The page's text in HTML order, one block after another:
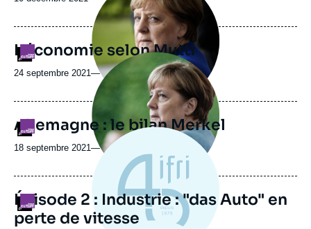
Logo
médiatique
L'économie selon Mutti
24 septembre 2021—
Logo
Image
principale
médiatique
Allemagne : le bilan Merkel
18 septembre 2021—
Logo
Épisode 2 : Industrie : "das Auto" en
perte de vitesse